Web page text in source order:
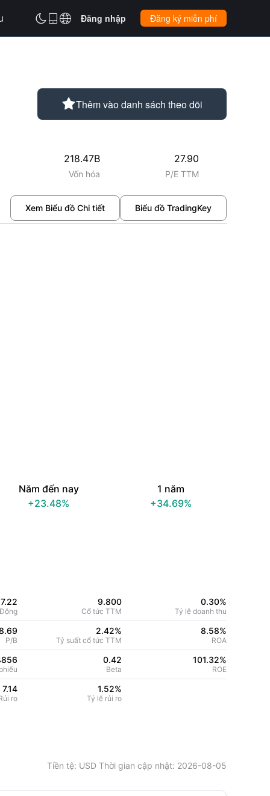
 Đăng nhập Đăng ký miễn phí
Thêm vào danh sách theo dõi
218.47B
Vốn hóa
27.90
P/E TTM
Xem Biểu đồ Chi tiết Biểu đồ TradingKey
Năm đến nay
+23.48%
1 năm
+34.69%
9.800
Cổ tức TTM
0.30%
Tỷ lệ doanh thu
P/B
2.42%
Tỷ suất cổ tức TTM
8.58%
ROA
0.42
Beta
101.32%
ROE
7.14
ro
1.52%
Tỷ lệ rủi ro
Tiền tệ: USD Thời gian cập nhật: 2026-08-05